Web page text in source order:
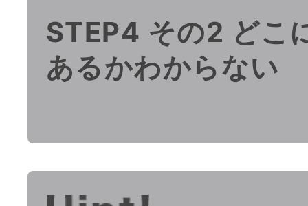
STEP4 その2 どこ
あるかわからない